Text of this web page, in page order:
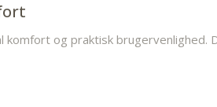
komfort og praktisk